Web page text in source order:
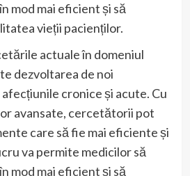
mod mai eficient și să
vieții pacienților.
actuale în domeniul
dezvoltarea de noi
cronice și acute. Cu
avansate, cercetătorii pot
care să fie mai eficiente și
va permite medicilor să
mod mai eficient și să